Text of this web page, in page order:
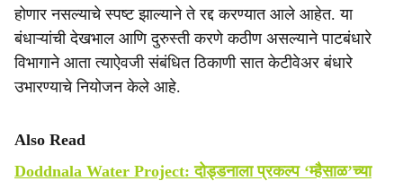
होणार नसल्याचे स्पष्ट झाल्याने ते रद्द करण्यात आले आहेत. या
बंधाऱ्यांची देखभाल आणि दुरुस्ती करणे कठीण असल्याने पाटबंधारे
विभागाने आता त्याऐवजी संबंधित ठिकाणी सात केटीवेअर बंधारे
उभारण्याचे नियोजन केले आहे.
Also Read
Doddnala Water Project: दोड्डनाला प्रकल्प ‘म्हैसाळ’च्या